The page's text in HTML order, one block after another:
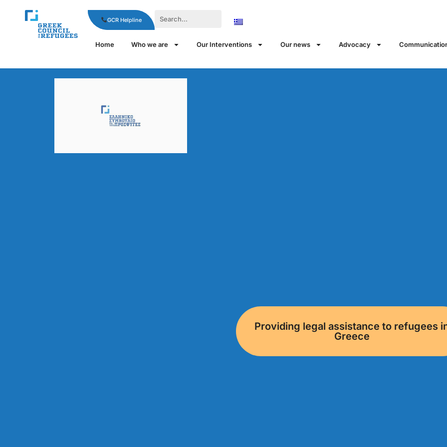
GCR Helpline
Home Who we are Our Interventions Our news Αdvocacy
Providing legal assistance to refugees
Greece